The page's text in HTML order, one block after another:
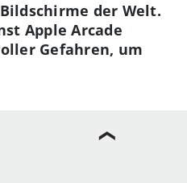
der Welt.
Apple Arcade
Gefahren, um